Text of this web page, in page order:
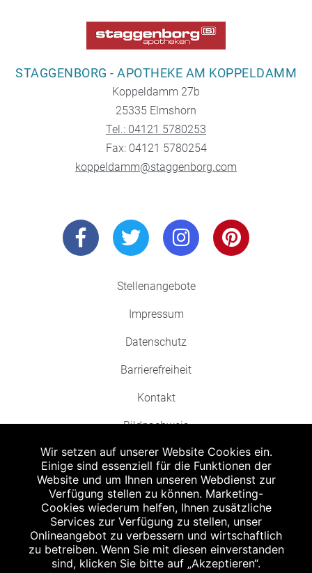
STAGGENBORG - APOTHEKE AM KOPPELDAMM
Koppeldamm 27b
25335 Elmshorn
Tel.: 04121 5780253
Fax: 04121 5780254
koppeldamm@staggenborg.com
Stellenangebote
Impressum
Datenschutz
Barrierefreiheit
Kontakt
Bildnachweis
Abgabe in haushaltsüblichen Mengen, solange der Vorrat reicht. Für Druck-
und Satzfehler keine Haftung.
Zu Risiken und Nebenwirkungen lesen Sie die Packungsbeilage und fragen
Sie Ihren Arzt oder Apotheker.
Angabe nach der deutschen Arzneimitteltaxe Apothekenerstattungspreis
Wir setzen auf unserer Website Cookies ein.
Einige sind essenziell für die Funktionen der
Website und um Ihnen unseren Webdienst zur
Verfügung stellen zu können. Marketing-
Cookies wiederum helfen, Ihnen zusätzliche
Services zur Verfügung zu stellen, unser
Onlineangebot zu verbessern und wirtschaftlich
zu betreiben. Wenn Sie mit diesen einverstanden
sind, klicken Sie bitte auf „Akzeptieren“.